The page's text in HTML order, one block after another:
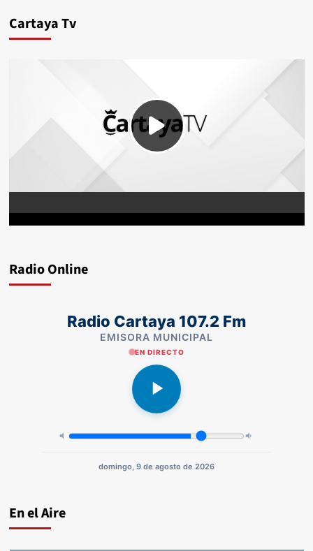
Cartaya Tv
Radio Online
Radio Cartaya 107.2 Fm
EMISORA MUNICIPAL
EN DIRECTO
domingo, 9 de agosto de 2026
En el Aire